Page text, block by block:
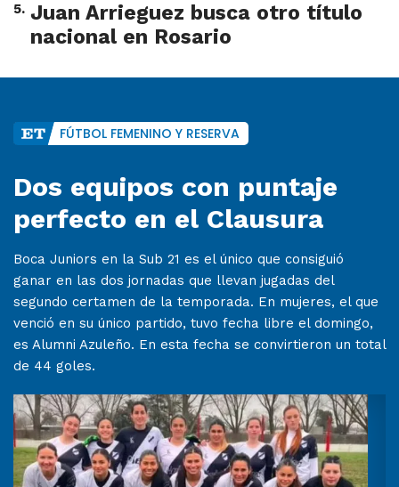
5. Juan Arrieguez busca otro título
nacional en Rosario
FÚTBOL FEMENINO Y RESERVA
Dos equipos con puntaje
perfecto en el Clausura
Boca Juniors en la Sub 21 es el único que consiguió
ganar en las dos jornadas que llevan jugadas del
segundo certamen de la temporada. En mujeres, el que
venció en su único partido, tuvo fecha libre el domingo,
es Alumni Azuleño. En esta fecha se convirtieron un total
de 44 goles.